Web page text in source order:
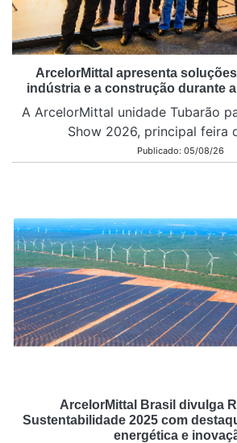
ArcelorMittal apresenta
indústria e a construção durante
A ArcelorMittal unidade Tubarão
Show 2026, principal feira
Publicado: 05/08/26
ArcelorMittal Brasil divulga
Sustentabilidade 2025 com
energética e